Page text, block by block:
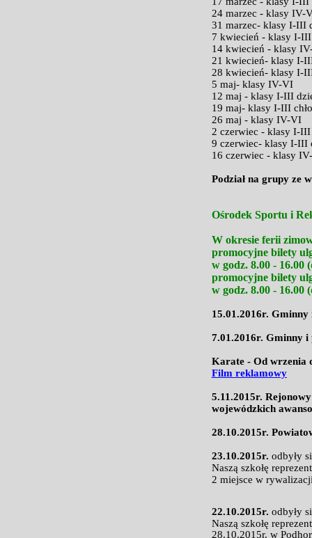
24 marzec - klasy IV-
31 marzec- klasy I-III
7 kwiecień - klasy I-III
14 kwiecień - klasy
21 kwiecień- klasy I-
28 kwiecień- klasy I-
5 maj- klasy IV-VI
12 maj - klasy I-III
19 maj- klasy I-III
26 maj - klasy IV-VI
2 czerwiec - klasy I-III
9 czerwiec- klasy I-III
16 czerwiec - klasy
Podział na grupy ze
Ośrodek Sportu i
W okresie ferii
promocyjne bilety
w godz. 8.00 - 16.00
promocyjne bilety
w godz. 8.00 - 16.00
15.01.2016r.
7.01.2016r. Gminny i
Karate - Od wrzenia
Film reklamowy
5.11.2015r.
wojewódzkich
28.10.2015r.
23.10.2015r. odbyły
Naszą szkołę
2 miejsce w
22.10.2015r. odbyły
Naszą szkołę
28.10.2015r. w